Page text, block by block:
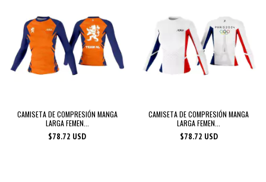
CAMISETA DE COMPRESIÓN MANGA
LARGA FEMEN...
$78.72 USD
CAMISETA DE COMPRESIÓN MANGA
LARGA FEMEN...
$78.72 USD